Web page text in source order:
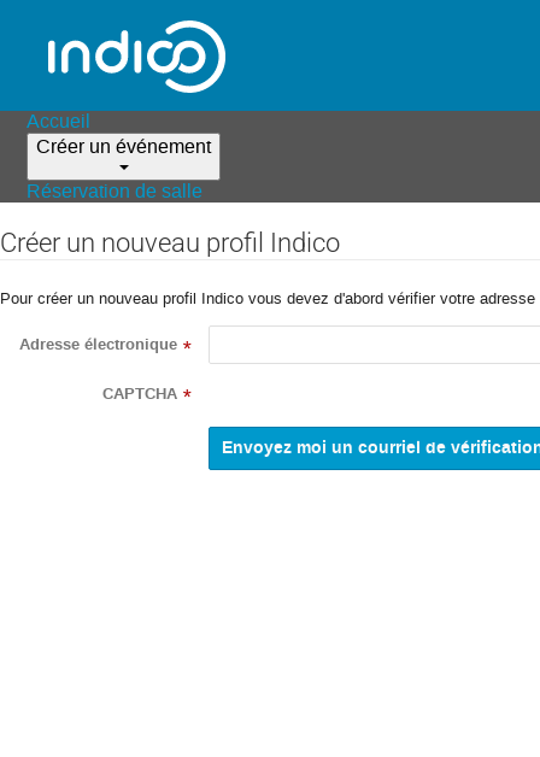
Accueil
Créer un événement
Réservation de salle
Créer un nouveau profil Indico
Pour créer un nouveau profil Indico vous devez d'abord vérifier votre
Adresse électronique *
CAPTCHA *